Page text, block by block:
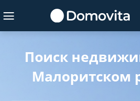
Поиск
Малоритском
Да